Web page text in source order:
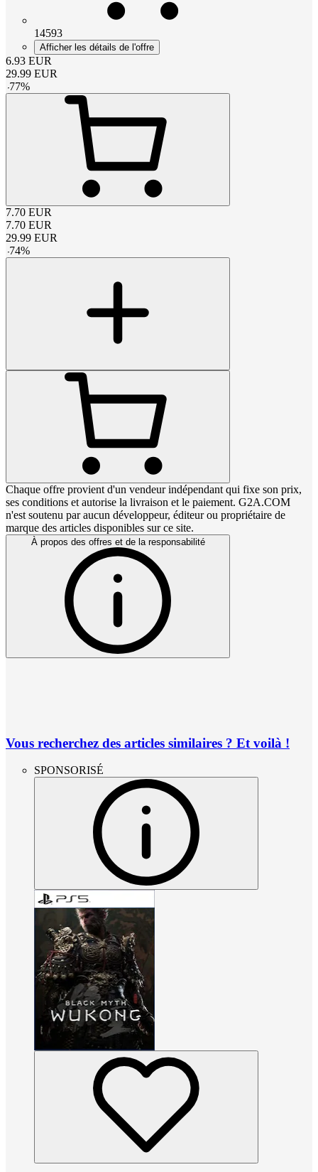
14593
Afficher les détails de l'offre
6.93 EUR
29.99 EUR
-77%
7.70 EUR
7.70 EUR
29.99 EUR
-74%
Chaque offre provient d'un vendeur indépendant qui fixe son prix,
ses conditions et autorise la livraison et le paiement. G2A.COM
n'est soutenu par aucun développeur, éditeur ou propriétaire de
marque des articles disponibles sur ce site.
À propos des offres et de la responsabilité
Vous recherchez des articles similaires ? Et voilà !
SPONSORISÉ